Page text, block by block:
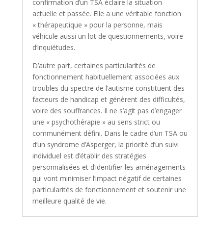
confirmation d’un TSA éclaire la situation
actuelle et passée. Elle a une véritable fonction
« thérapeutique » pour la personne, mais
véhicule aussi un lot de questionnements, voire
d’inquiétudes.
D’autre part, certaines particularités de
fonctionnement habituellement associées aux
troubles du spectre de l’autisme constituent des
facteurs de handicap et génèrent des difficultés,
voire des souffrances. Il ne s’agit pas d’engager
une « psychothérapie » au sens strict ou
communément défini. Dans le cadre d’un TSA ou
d’un syndrome d’Asperger, la priorité d’un suivi
individuel est d’établir des stratégies
personnalisées et d’identifier les aménagements
qui vont minimiser l’impact négatif de certaines
particularités de fonctionnement et soutenir une
meilleure qualité de vie.